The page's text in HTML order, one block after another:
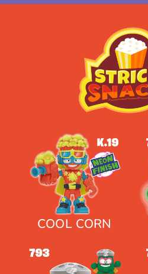
COOL CORN